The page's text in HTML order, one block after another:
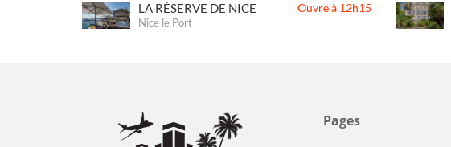
LA RÉSERVE DE NICE
Nice le Port
Ouvre à 12h15
Pages